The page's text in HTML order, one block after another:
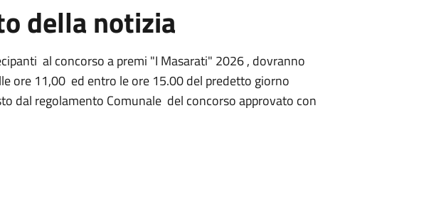
della notizia
al concorso a premi "I Masarati" 2026 , dovranno
ore 11,00 ed entro le ore 15.00 del predetto giorno
dal regolamento Comunale del concorso approvato con